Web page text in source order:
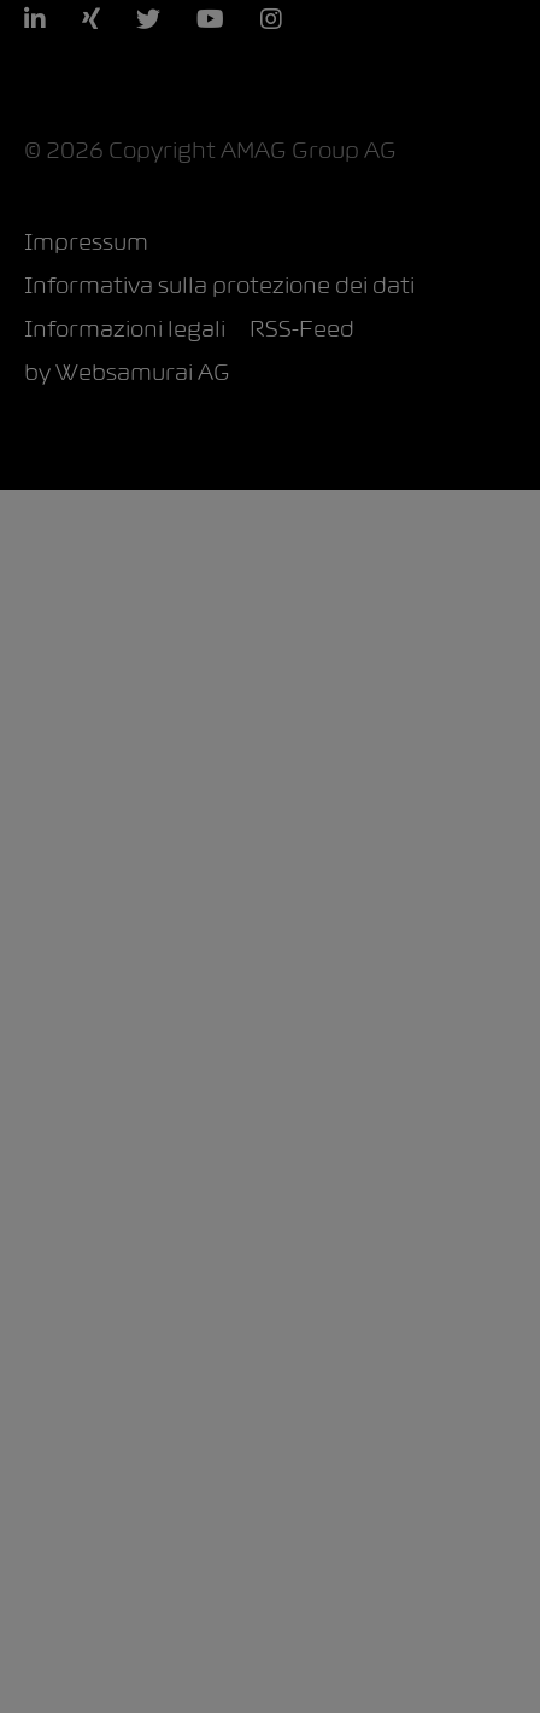
LinkedIn
Xing Twitter YouTubeInstagram
© 2026 Copyright AMAG Group AG
Impressum
Informativa sulla protezione dei dati
Informazioni legali
RSS-Feed
by Web­sa­mu­rai AG